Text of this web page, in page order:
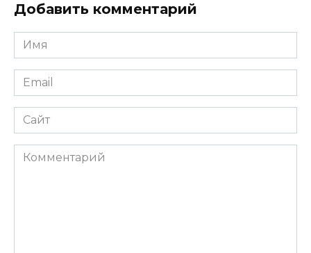
Добавить комментарий
Имя
*
Email
*
Сайт
Комментарий